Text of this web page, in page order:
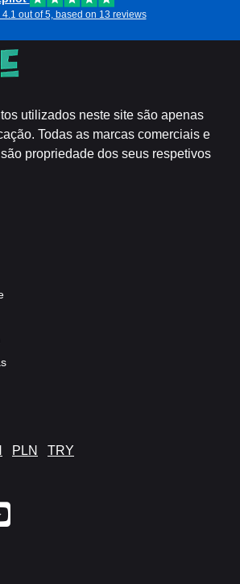
4.1 out of 5, based on 13 reviews
utilizados neste site são apenas
Todas as marcas comerciais e
propriedade dos seus respetivos
PLN TRY